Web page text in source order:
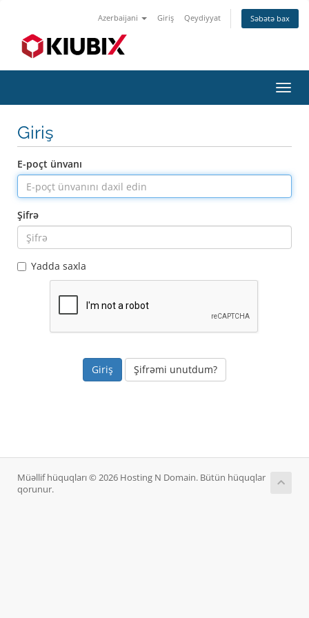
Azerbaijani Giriş Qeydiyyat Səbətə bax
keçid
Giriş
E-poçt ünvanı
Şifrə
Yadda saxla
Şifrəmi unutdum?
Müəllif hüquqları © 2026 Hosting N Domain. Bütün hüquqlar
qorunur.